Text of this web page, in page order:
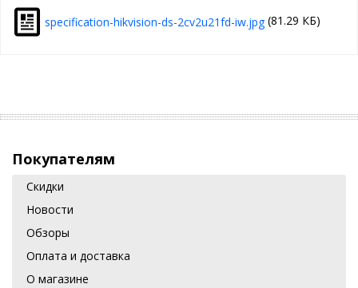
specification-hikvision-ds-2cv2u21fd-iw.jpg(81.29 КБ)
Покупателям
Скидки
Новости
Обзоры
Оплата и доставка
О магазине